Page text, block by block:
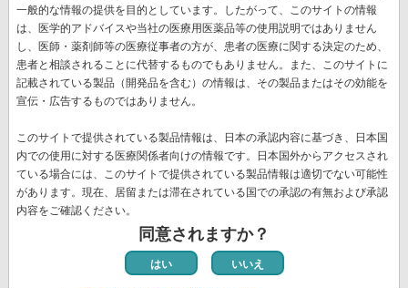
関連情報
核医学検査に関する一般向け情報サイトへのリンク
【核医学検査とは】
核医学の基礎知識
動画で見る核医学紹介
「もの忘れ」が気になりだしたら...
一般的な情報の提供を目的としています。したがって、このサイトの情報
は、医学的アドバイスや当社の医療用医薬品等の使用説明ではありません
し、医師・薬剤師等の医療従事者の方が、患者の医療に関する決定のため、
患者と相談されることに代替するものでもありません。また、このサイトに
記載されている製品（開発品を含む）の情報は、その製品またはその効能を
宣伝・広告するものではありません。
このサイトで提供されている製品情報は、日本の承認内容に基づき、日本国
内での使用に対する医療関係者向けの情報です。日本国外からアクセスされ
ている場合には、このサイトで提供されている製品情報は適切でない可能性
があります。現在、居留または滞在されている国での承認の有無および承認
内容をご確認ください。
同意されますか？
はい いいえ